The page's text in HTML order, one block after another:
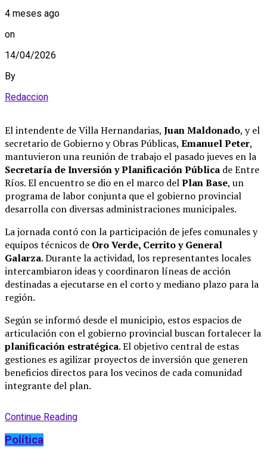
4 meses ago
on
14/04/2026
By
Redaccion
El intendente de Villa Hernandarias, Juan Maldonado, y el
secretario de Gobierno y Obras Públicas, Emanuel Peter,
mantuvieron una reunión de trabajo el pasado jueves en la
Secretaría de Inversión y Planificación Pública de Entre
Ríos.El encuentro se dio en el marco delPlan Base, un
programa de labor conjunta que el gobierno provincial
desarrolla con diversas administraciones municipales.
La jornada contó con la participación de jefes comunales y
equipos técnicos de Oro Verde, Cerrito y General
Galarza.Durante la actividad, los representantes locales
intercambiaron ideas y coordinaron líneas de acción
destinadas a ejecutarse en el corto y mediano plazo para la
región.
Según se informó desde el municipio, estos espacios de
articulación con el gobierno provincial buscan fortalecer la
planificación estratégica.El objetivo central de estas
gestiones es agilizar proyectos de inversión que generen
beneficios directos para los vecinos de cada comunidad
integrante del plan.
Continue Reading
Política